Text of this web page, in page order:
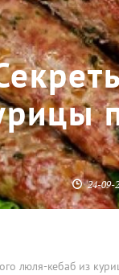
24-09-
люля-кебаб из